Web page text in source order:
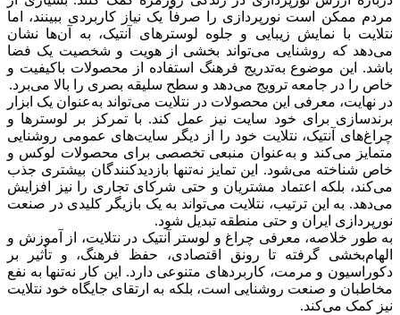
مردم ممکن است نورپردازی را صرفاً یک نیاز کاربردی ببینند، اما
نتلایت با نمایش زیبایی و جلوه لوسترهای آنتیک، به آن‌ها نشان
می‌دهد که روشنایی می‌تواند بخشی از هویت و شخصیت یک فضا
باشد. این موضوع به‌تدریج فرهنگ استفاده از محصولات باکیفیت و
خاص را در جامعه ترویج می‌دهد و سطح سلیقه بصری را بالا می‌برد.
در نهایت، معرفی این محصولات در نتلایت می‌تواند به‌عنوان یک ابزار
برندسازی برای خود سایت نیز عمل کند. با تمرکز بر لوسترها و
چراغ‌های آنتیک، نتلایت خود را از دیگر سایت‌های عمومی روشنایی
متمایز می‌کند و به‌عنوان منبعی تخصصی برای محصولات لوکس و
خاص شناخته می‌شود. این تمایز نه‌تنها بازدیدکنندگان بیشتری جذب
می‌کند، بلکه اعتماد مشتریان و حتی شرکای تجاری را نیز افزایش
می‌دهد. به این ترتیب، نتلایت می‌تواند به یک بازیگر کلیدی در صنعت
نورپردازی ایران و حتی منطقه تبدیل شود.
به طور خلاصه، معرفی چراغ و لوستر آنتیک در نتلایت، از آموزش و
الهام‌بخشی گرفته تا رونق اقتصادی، حفظ فرهنگ، و تأثیر بر
دکوراسیون و مرمت، کاربردهای متنوعی دارد. این کار نه‌تنها به نفع
مخاطبان و صنعت روشنایی است، بلکه به ارتقای جایگاه خود نتلایت
نیز کمک می‌کند.